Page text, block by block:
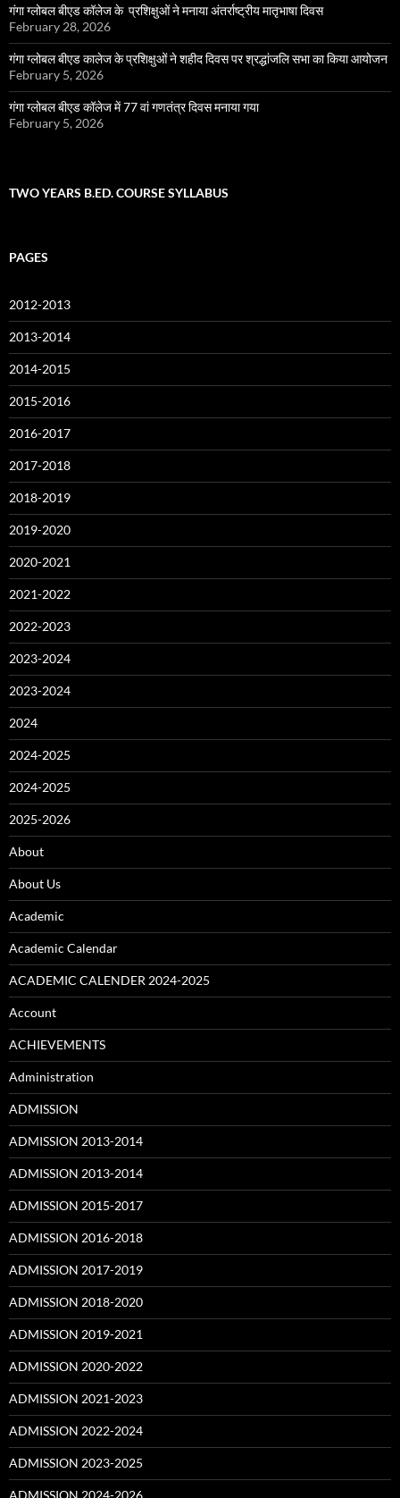
गंगा ग्लोबल बीएड कॉलेज के प्रशिक्षुओं ने मनाया अंतर्राष्ट्रीय मातृभाषा दिवस
February 28, 2026
गंगा ग्लोबल बीएड कालेज के प्रशिक्षुओं ने शहीद दिवस पर श्रद्धांजलि सभा का किया आयोजन
February 5, 2026
गंगा ग्लोबल बीएड कॉलेज में 77 वां गणतंत्र दिवस मनाया गया
February 5, 2026
TWO YEARS B.ED. COURSE SYLLABUS
PAGES
2012-2013
2013-2014
2014-2015
2015-2016
2016-2017
2017-2018
2018-2019
2019-2020
2020-2021
2021-2022
2022-2023
2023-2024
2023-2024
2024
2024-2025
2024-2025
2025-2026
About
About Us
Academic
Academic Calendar
ACADEMIC CALENDER 2024-2025
Account
ACHIEVEMENTS
Administration
ADMISSION
ADMISSION 2013-2014
ADMISSION 2013-2014
ADMISSION 2015-2017
ADMISSION 2016-2018
ADMISSION 2017-2019
ADMISSION 2018-2020
ADMISSION 2019-2021
ADMISSION 2020-2022
ADMISSION 2021-2023
ADMISSION 2022-2024
ADMISSION 2023-2025